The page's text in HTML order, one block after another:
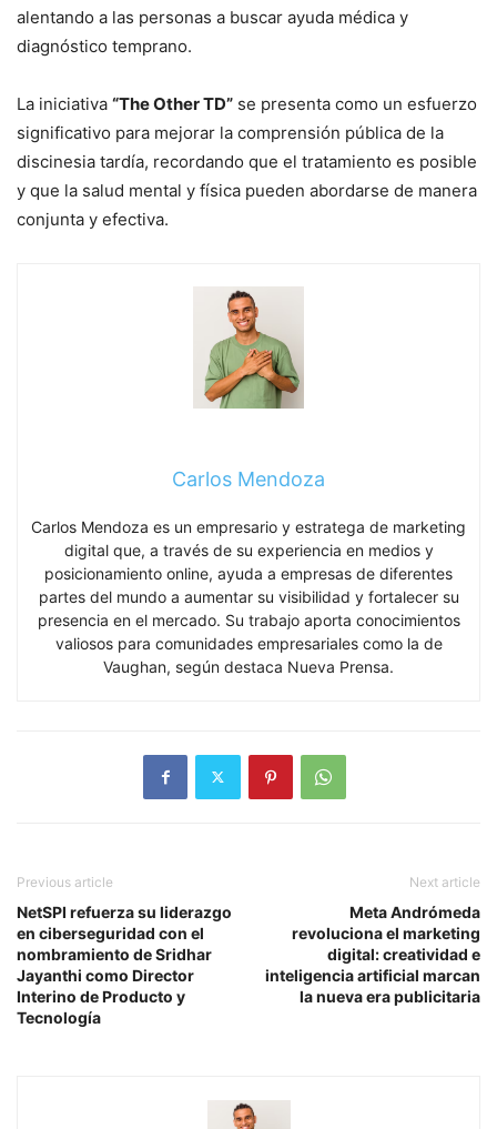
alentando a las personas a buscar ayuda médica y
diagnóstico temprano.
La iniciativa “The Other TD” se presenta como un esfuerzo
significativo para mejorar la comprensión pública de la
discinesia tardía, recordando que el tratamiento es posible
y que la salud mental y física pueden abordarse de manera
conjunta y efectiva.
Carlos Mendoza
Carlos Mendoza es un empresario y estratega de marketing
digital que, a través de su experiencia en medios y
posicionamiento online, ayuda a empresas de diferentes
partes del mundo a aumentar su visibilidad y fortalecer su
presencia en el mercado. Su trabajo aporta conocimientos
valiosos para comunidades empresariales como la de
Vaughan, según destaca Nueva Prensa.
Previous article
NetSPI refuerza su liderazgo
en ciberseguridad con el
nombramiento de Sridhar
Jayanthi como Director
Interino de Producto y
Tecnología
Next article
Meta Andrómeda
revoluciona el marketing
digital: creatividad e
inteligencia artificial marcan
la nueva era publicitaria